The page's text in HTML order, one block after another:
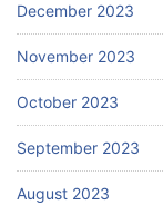
December 2023
November 2023
October 2023
September 2023
August 2023